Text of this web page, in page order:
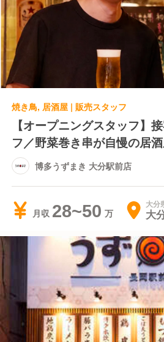
焼き鳥, 居酒屋 | 販売スタッフ
【オープニングスタッフ】
フ／野菜巻き串が自慢の居
博多うずまき 大分駅前店
月収 28~50 大分
大